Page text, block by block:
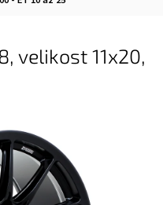
velikost 11x20,